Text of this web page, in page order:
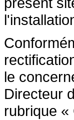
le
Directeur
rubrique